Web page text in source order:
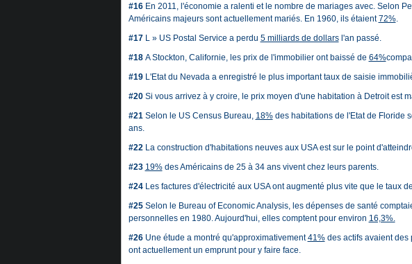
#16En 2011, l'économie a ralenti et le nombre de mariages avec. Selon
Américains majeurs sont actuellement mariés. En 1960, ils étaient72%.
#17L » US Postal Service a perdu 5 milliards de dollarsl'an passé.
#18A Stockton, Californie, les prix de l'immobilier ont baissé de 64%
#19L'Etat du Nevada a enregistré le plus important taux de saisie
#20Si vous arrivez à y croire, le prix moyen d'une habitation à Detroit est
#21Selon le US Census Bureau, 18%des habitations de l'Etat de Floride
ans.
#22La construction d'habitations neuves aux USA est sur le point
#23 19%des Américains de 25 à 34 ans vivent chez leurs parents.
#24Les factures d'électricité aux USA ont augmenté plus vite que le taux
#25Selon le Bureau of Economic Analysis, les dépenses de santé
personnelles en 1980. Aujourd'hui, elles comptent pour environ 16,3%.
#26Une étude a montré qu'approximativement41%des actifs avaient des
ont actuellement un emprunt pour y faire face.